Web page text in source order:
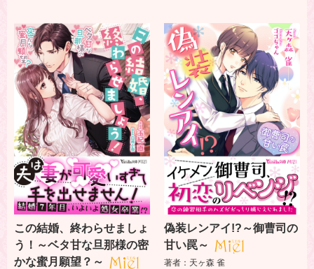
この結婚、終わらせましょ
う！～ベタ甘な旦那様の密
かな蜜月願望？～
偽装レンアイ!?～御曹司の
甘い罠～
著者：天ヶ森 雀